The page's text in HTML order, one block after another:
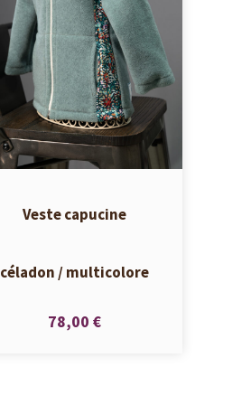
Veste capucine
céladon / multicolore
78,00 €